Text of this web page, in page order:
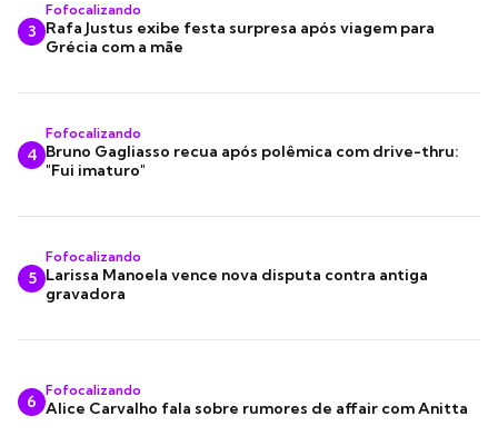
3
Fofocalizando
Rafa Justus exibe festa surpresa após viagem para
Grécia com a mãe
4
Fofocalizando
Bruno Gagliasso recua após polêmica com drive-thru:
"Fui imaturo"
5
Fofocalizando
Larissa Manoela vence nova disputa contra antiga
gravadora
6
Fofocalizando
Alice Carvalho fala sobre rumores de affair com Anitta